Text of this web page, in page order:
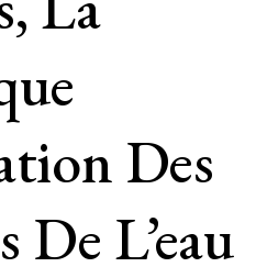
Des
L’eau